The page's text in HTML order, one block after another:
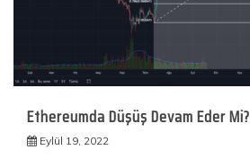
Ethereumda Düşüş Devam Eder Mi?
Eylül 19, 2022